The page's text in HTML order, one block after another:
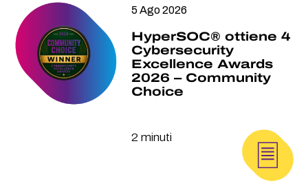
5 Ago 2026
HyperSOC® ottiene 4
Cybersecurity
Excellence Awards
2026 – Community
Choice
2 minuti